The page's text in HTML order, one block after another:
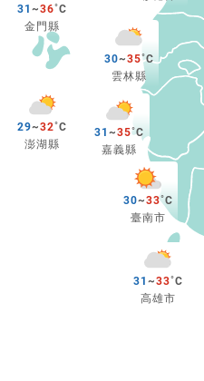
30~35
雲林縣
31~35
嘉義縣
30~33
臺南市
31 ~33
高雄市
29~32
澎湖縣
31~36
金門縣